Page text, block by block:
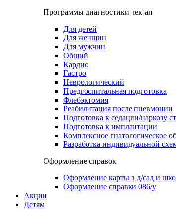
Программы диагностики чек-ап
Для детей
Для женщин
Для мужчин
Общий
Кардио
Гастро
Неврологический
Предгоспитальная подготовка
Флебэктомия
Реабилитация после пневмонии
Подготовка к седации/наркозу
Подготовка к имплантации
Комплексное гнатологическое
Разработка индивидуальной
Оформление справок
Оформление карты в д/сад и
Оформление справки 086/у
Акции
Детям